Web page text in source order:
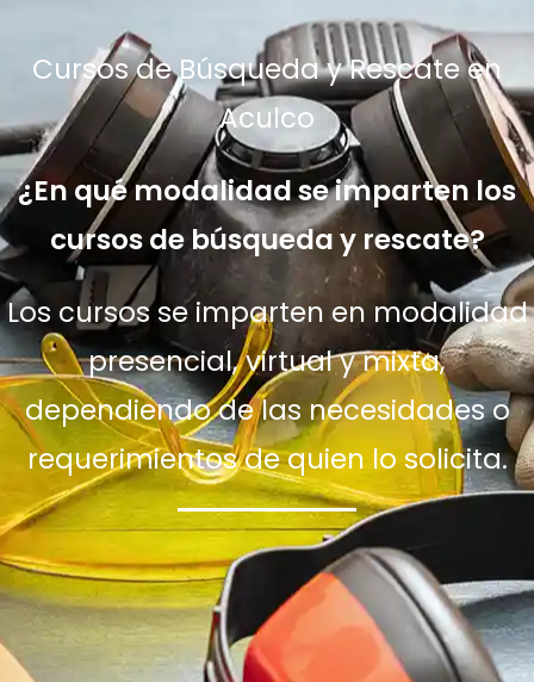
Cursos de Búsqueda y Rescate en
Aculco
¿En qué modalidad se imparten los
cursos de búsqueda y rescate?
Los cursos se imparten en modalidad
presencial, virtual y mixta,
dependiendo de las necesidades o
requerimientos de quien lo solicita.